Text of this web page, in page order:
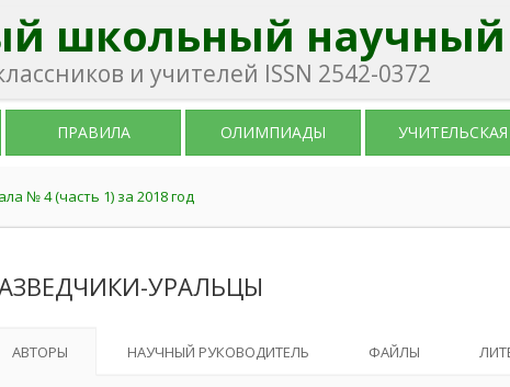
школьный научный
и учителей ISSN 2542-0372
ПРАВИЛА ОЛИМПИАДЫ УЧИТЕЛЬСКАЯ
№ 4 (часть 1) за 2018 год
УРАЛЬЦЫ
АВТОРЫ НАУЧНЫЙ РУКОВОДИТЕЛЬ ФАЙЛЫ